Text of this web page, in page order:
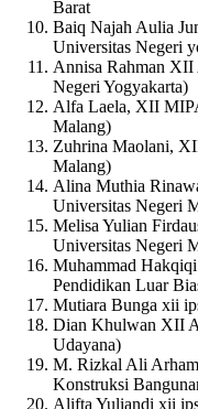
Barat
Baiq Najah Aulia
Universitas Negeri
Annisa Rahman XII
Negeri Yogyakarta)
Alfa Laela, XII
Malang)
Zuhrina Maolani,
Malang)
Alina Muthia
Universitas Negeri
Melisa Yulian
Universitas Negeri
Muhammad
Pendidikan Luar
Mutiara Bunga xii
Dian Khulwan XII
Udayana)
M. Rizkal Ali
Konstruksi
Alifta Yuliandi xii